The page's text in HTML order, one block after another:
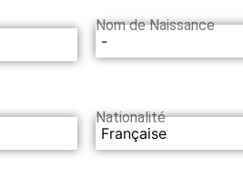
Nom de Naissance
-
Nationalité
Française